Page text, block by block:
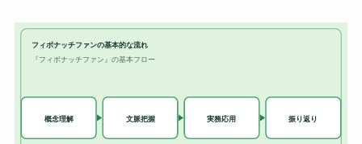
フィボナッチファンの基本的な流れ
『フィボナッチファン』の基本フロー
概念理解 文脈把握 実務応用 振り返り